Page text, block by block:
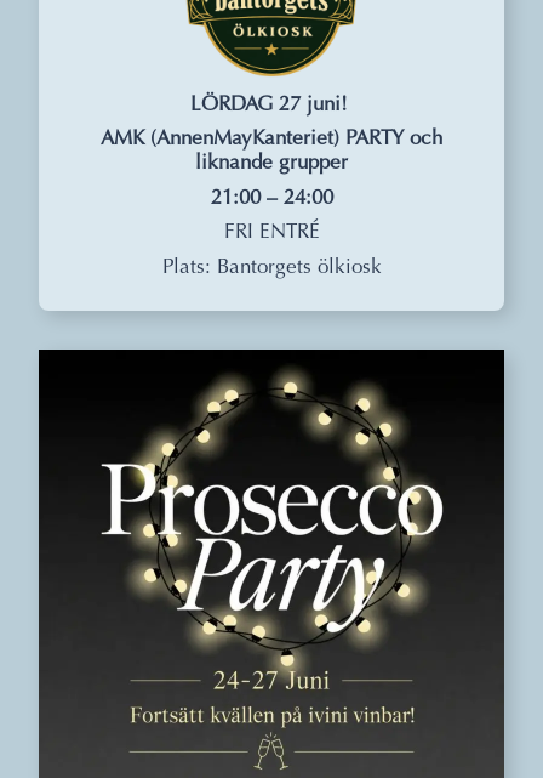
LÖRDAG 27 juni!
AMK (AnnenMayKanteriet) PARTY och
liknande grupper
21:00 – 24:00
FRI ENTRÉ
Plats: Bantorgets ölkiosk